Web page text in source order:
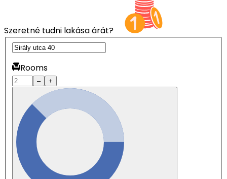
Szeretné tudni lakása árát?
Rooms
– +